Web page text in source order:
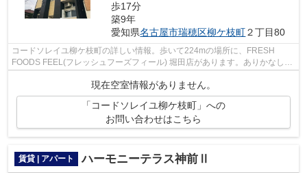
歩17分
築9年
愛知県名古屋市瑞穂区柳ケ枝町２丁目80
コードソレイユ柳ケ枝町の詳しい情報。歩いて224mの場所に、FRESH
FOODS FEEL(フレッシュフーズフィール) 堀田店があります。ありかなしで
現在空室情報がありません。
「コードソレイユ柳ケ枝町」への
お問い合わせはこちら
賃貸 | アパート ハーモニーテラス神前Ⅱ